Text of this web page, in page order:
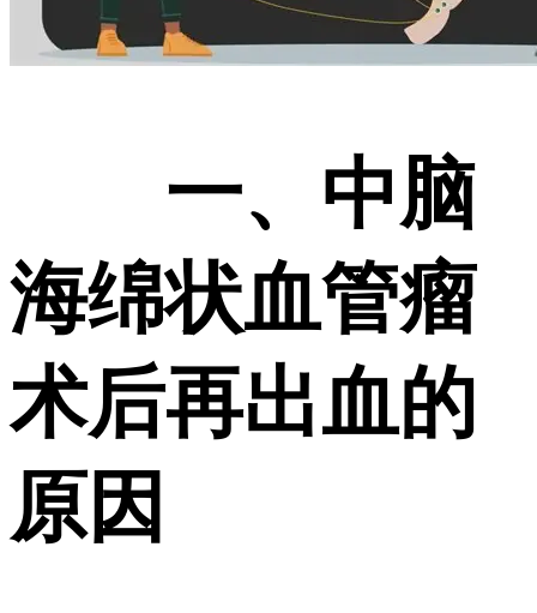
一、中脑
海绵状血管瘤
术后再出血的
原因